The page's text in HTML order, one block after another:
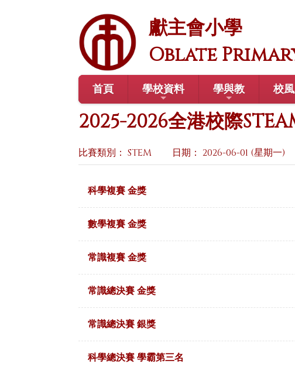
獻主會小學
Oblate
首頁 學校資料 學與教 校
2025-2026全港校際
比賽類別： STEM 日期： 2026-06-01 (星期一)
科學複賽 金獎
數學複賽 金獎
常識複賽 金獎
常識總決賽 金獎
常識總決賽 銀獎
科學總決賽 學霸第三名